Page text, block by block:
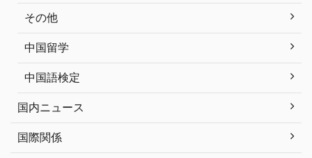
その他
中国留学
中国語検定
国内ニュース
国際関係